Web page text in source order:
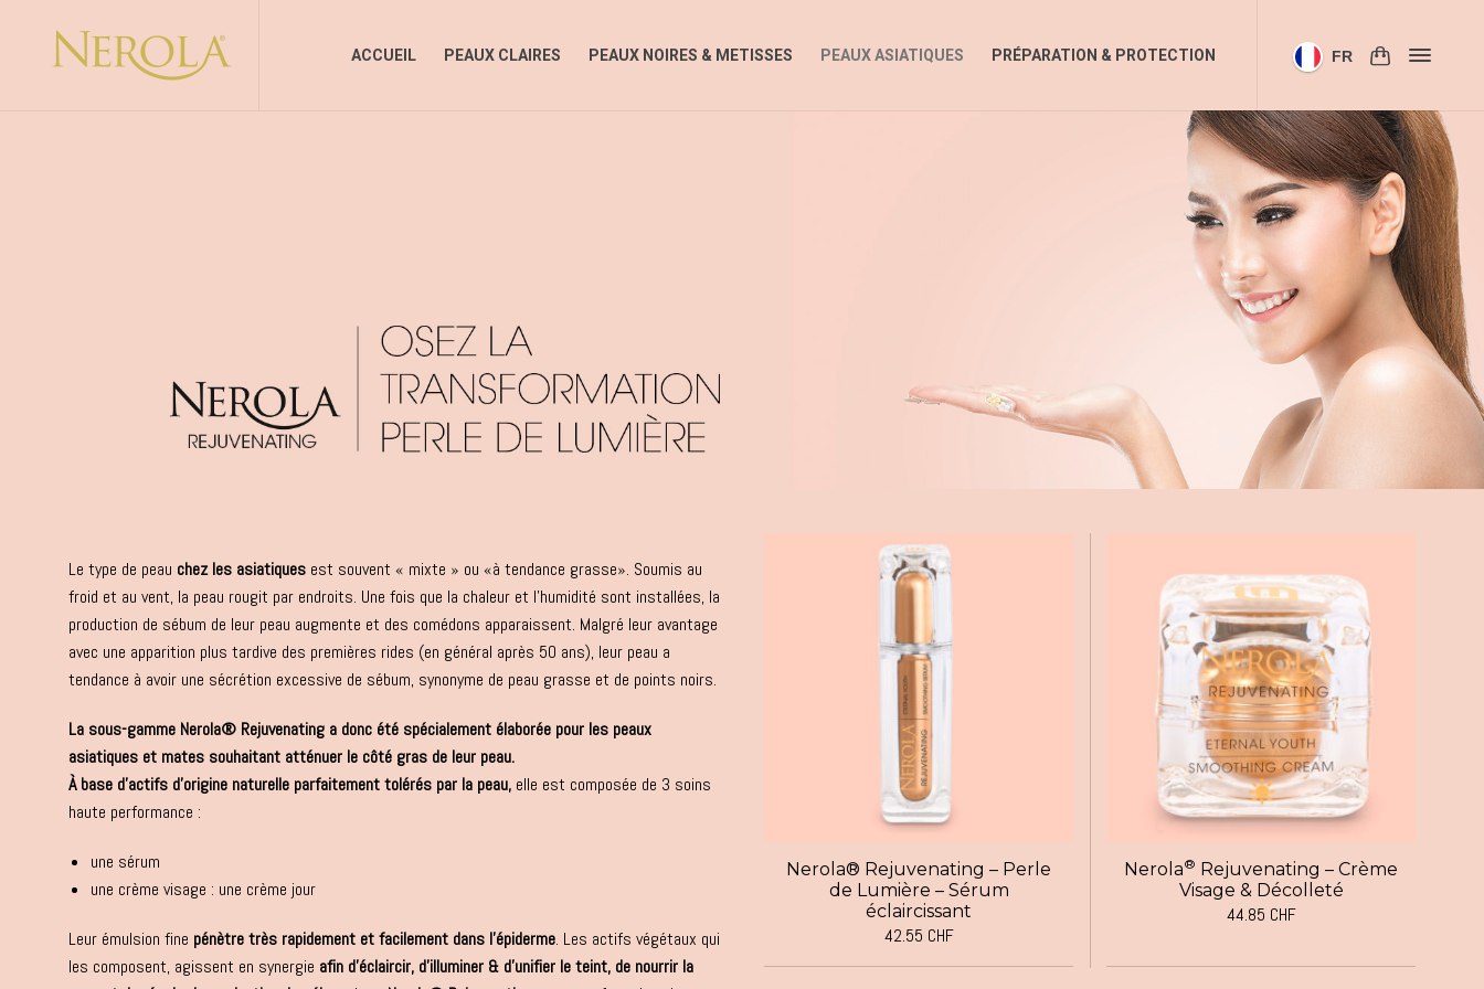
ACCUEIL PEAUX CLAIRES PEAUX NOIRES & METISSES PEAUX ASIATIQUES PRÉPARATION & PROTECTION FR
Le type de peau chez les asiatiques est souvent « mixte » ou «à tendance grasse». Soumis au
froid et au vent, la peau rougit par endroits. Une fois que la chaleur et l’humidité sont installées, la
production de sébum de leur peau augmente et des comédons apparaissent. Malgré leur avantage
avec une apparition plus tardive des premières rides (en général après 50 ans), leur peau a
tendance à avoir une sécrétion excessive de sébum, synonyme de peau grasse et de points noirs.
La sous-gamme Nerola® Rejuvenating a donc été spécialement élaborée pour les peaux
asiatiques et mates souhaitant atténuer le côté gras de leur peau.
À base d’actifs d’origine naturelle parfaitement tolérés par la peau, elle est composée de 3 soins
haute performance :
une sérum
une crème visage : une crème jour
Leur émulsion fine pénètre très rapidement et facilement dans l’épiderme. Les actifs végétaux qui
les composent, agissent en synergie afin d’éclaircir, d’illuminer & d’unifier le teint, de nourrir la
Nerola® Rejuvenating – Perle
de Lumière – Sérum
éclaircissant
42.55 CHF
Nerola® Rejuvenating – Crème
Visage & Décolleté
44.85 CHF
Français